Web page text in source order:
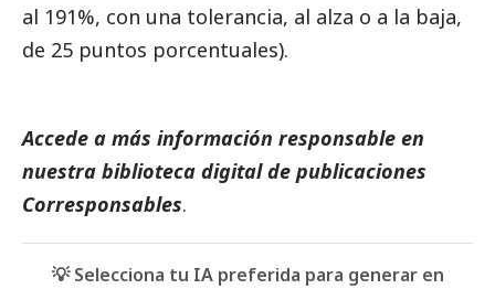
al 191%, con una tolerancia, al alza o a la baja,
de 25 puntos porcentuales).
Accede a más información responsable en
nuestra biblioteca digital de publicaciones
Corresponsables.
💡 Selecciona tu IA preferida para generar en